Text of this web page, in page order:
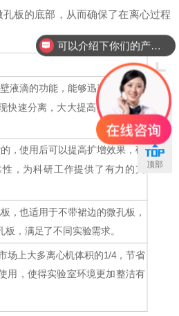
板的底部，从而确保了在离心过程
+
液滴的功能，能够迅速地将样品
快速分离，大大提高了实验的效
，使用后可以提高扩增效果，确
，为科研工作提供了有力的支
，也适用于不带裙边的微孔板，
，满足了不同实验需求。
场上大多离心机体积的1/4，节省
用，使得实验室环境更加整洁有
联系
顶部
可以介绍下你们的产品么？